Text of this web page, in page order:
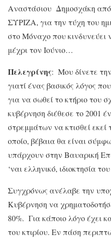
Αναστάσιου Δημοσχάκη από
ΣΥΡΙΖΑ, για την τύχη του
στο Μόναχο που κινδυνεύει
μέχρι τον Ιούνιο…
Πελεγρίνης: Μου δίνετε
γιατί ένας βασικός λόγος
για να σωθεί το κτήριο του
κυβέρνηση διέθεσε το 2001
στρεμμάτων να κτισθεί εκεί
οποίο, βέβαια θα είναι
υπάρχουν στην Βαυαρική
‘ναι ελληνικό, ιδιοκτησία
Συγχρόνως ανέλαβε την
Κυβέρνηση να
80%. Για κάποιο λόγο έχει
του κτιρίου. Εν πάση